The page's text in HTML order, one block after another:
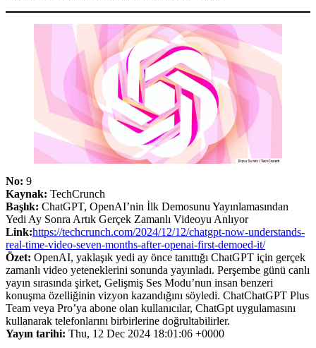
No: 9
Kaynak: TechCrunch
Başlık: ChatGPT, OpenAI’nin İlk Demosunu Yayınlamasından
Yedi Ay Sonra Artık Gerçek Zamanlı Videoyu Anlıyor
Link:https://techcrunch.com/2024/12/12/chatgpt-now-understands-
real-time-video-seven-months-after-openai-first-demoed-it/
Özet: OpenAI, yaklaşık yedi ay önce tanıttığı ChatGPT için gerçek
zamanlı video yeteneklerini sonunda yayınladı. Perşembe günü canlı
yayın sırasında şirket, Gelişmiş Ses Modu’nun insan benzeri
konuşma özelliğinin vizyon kazandığını söyledi. ChatChatGPT Plus
Team veya Pro’ya abone olan kullanıcılar, ChatGpt uygulamasını
kullanarak telefonlarını birbirlerine doğrultabilirler.
Yayın tarihi: Thu, 12 Dec 2024 18:01:06 +0000